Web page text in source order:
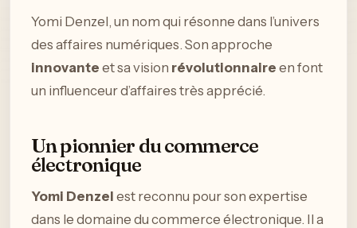
Yomi Denzel, un nom qui résonne dans l’univers
des affaires numériques. Son approche
innovante et sa vision révolutionnaire en font
un influenceur d’affaires très apprécié.
Un pionnier du commerce
électronique
Yomi Denzel est reconnu pour son expertise
dans le domaine du commerce électronique. Il a